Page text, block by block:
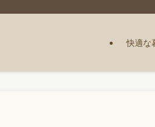
快適な